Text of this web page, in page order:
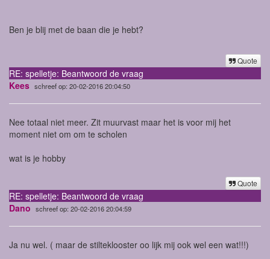
Ben je blij met de baan die je hebt?
Quote
RE: spelletje: Beantwoord de vraag
Kees schreef op: 20-02-2016 20:04:50
Nee totaal niet meer. Zit muurvast maar het is voor mij het
moment niet om om te scholen
wat is je hobby
Quote
RE: spelletje: Beantwoord de vraag
Dano schreef op: 20-02-2016 20:04:59
Ja nu wel. ( maar de stilteklooster oo lijk mij ook wel een wat!!!)